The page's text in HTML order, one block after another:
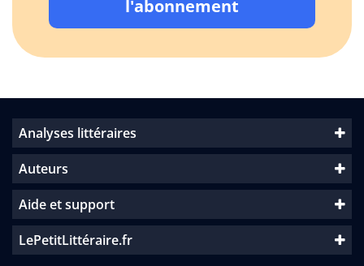
l'abonnement
Analyses littéraires
Auteurs
Aide et support
LePetitLittéraire.fr